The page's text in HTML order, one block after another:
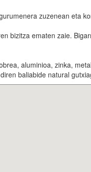
zuzenean eta
bizitza ematen zaie.
aluminioa, zinka,
baliabide natural